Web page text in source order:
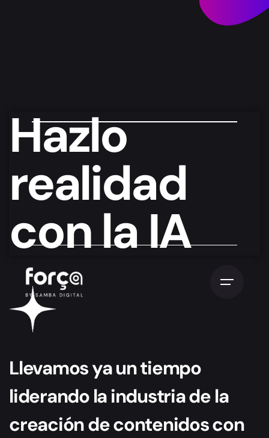
Hazlo
realidad
con la IA
Llevamos ya un tiempo
liderando la industria de la
creación de contenidos con